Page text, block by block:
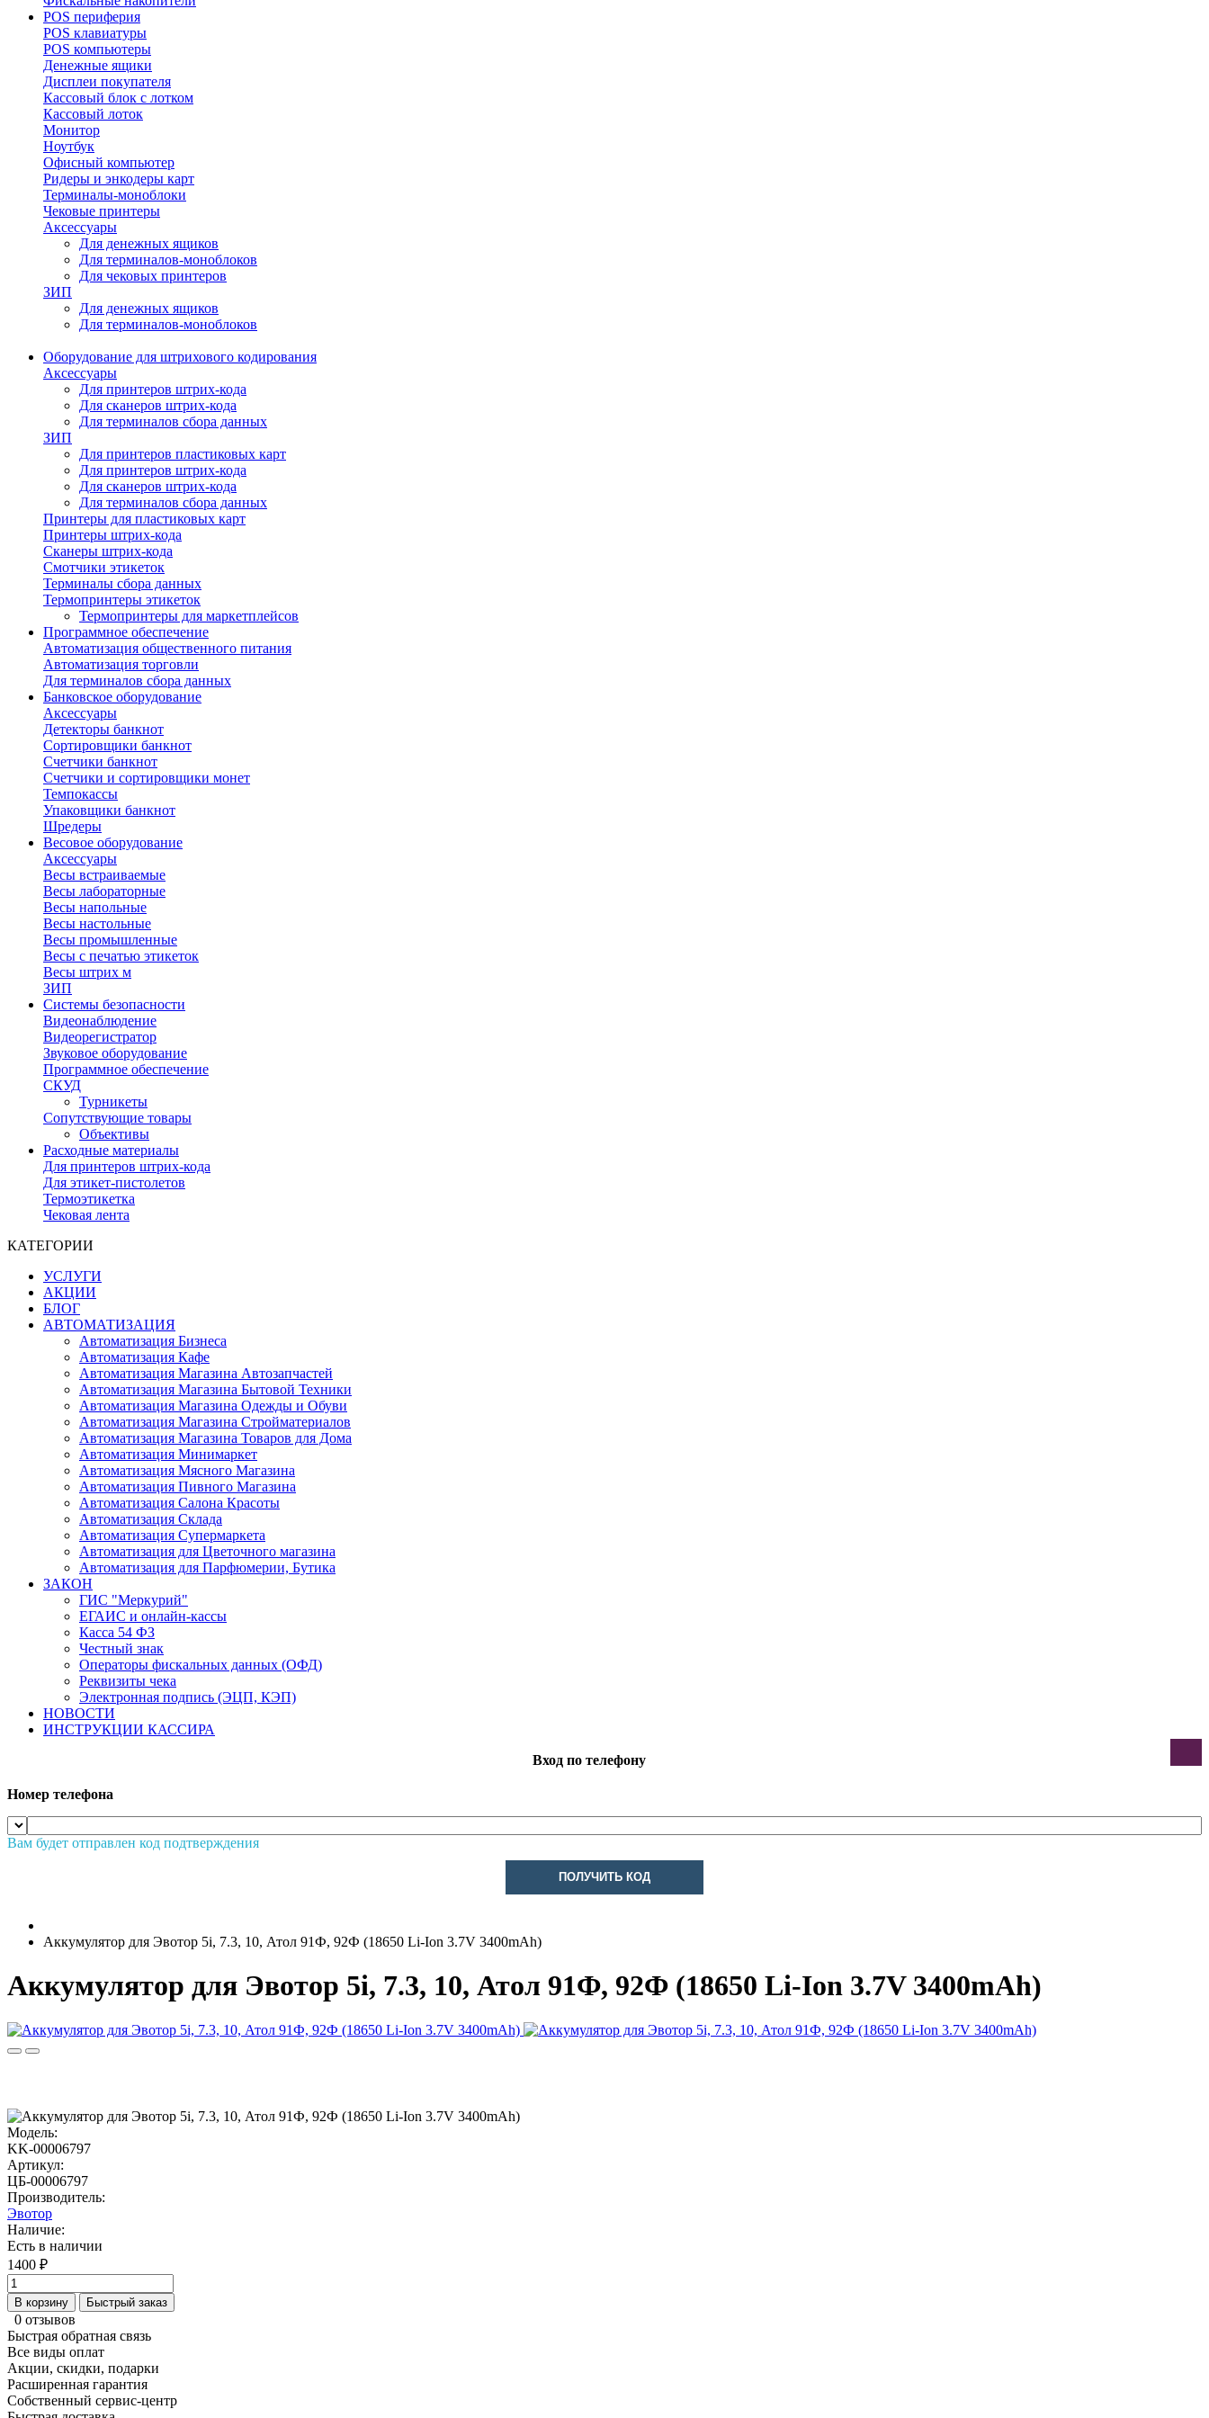
POS периферия
POS клавиатуры
POS компьютеры
Денежные ящики
Дисплеи покупателя
Кассовый блок с лотком
Кассовый лоток
Монитор
Ноутбук
Офисный компьютер
Ридеры и энкодеры карт
Терминалы-моноблоки
Чековые принтеры
Аксессуары
Для денежных ящиков
Для терминалов-моноблоков
Для чековых принтеров
ЗИП
Для денежных ящиков
Для терминалов-моноблоков
Оборудование для штрихового кодирования
Аксессуары
Для принтеров штрих-кода
Для сканеров штрих-кода
Для терминалов сбора данных
ЗИП
Для принтеров пластиковых карт
Для принтеров штрих-кода
Для сканеров штрих-кода
Для терминалов сбора данных
Принтеры для пластиковых карт
Принтеры штрих-кода
Сканеры штрих-кода
Смотчики этикеток
Терминалы сбора данных
Термопринтеры этикеток
Термопринтеры для маркетплейсов
Программное обеспечение
Автоматизация общественного питания
Автоматизация торговли
Для терминалов сбора данных
Банковское оборудование
Аксессуары
Детекторы банкнот
Сортировщики банкнот
Счетчики банкнот
Счетчики и сортировщики монет
Темпокассы
Упаковщики банкнот
Шредеры
Весовое оборудование
Аксессуары
Весы встраиваемые
Весы лабораторные
Весы напольные
Весы настольные
Весы промышленные
Весы с печатью этикеток
Весы штрих м
ЗИП
Системы безопасности
Видеонаблюдение
Видеорегистратор
Звуковое оборудование
Программное обеспечение
СКУД
Турникеты
Сопутствующие товары
Объективы
Расходные материалы
Для принтеров штрих-кода
Для этикет-пистолетов
Термоэтикетка
Чековая лента
КАТЕГОРИИ
УСЛУГИ
АКЦИИ
БЛОГ
АВТОМАТИЗАЦИЯ
Автоматизация Бизнеса
Автоматизация Кафе
Автоматизация Магазина Автозапчастей
Автоматизация Магазина Бытовой Техники
Автоматизация Магазина Одежды и Обуви
Автоматизация Магазина Стройматериалов
Автоматизация Магазина Товаров для Дома
Автоматизация Минимаркет
Автоматизация Мясного Магазина
Автоматизация Пивного Магазина
Автоматизация Салона Красоты
Автоматизация Склада
Автоматизация Супермаркета
Автоматизация для Цветочного магазина
Автоматизация для Парфюмерии, Бутика
ЗАКОН
ГИС "Меркурий"
ЕГАИС и онлайн-кассы
Касса 54 ФЗ
Честный знак
Операторы фискальных данных (ОФД)
Реквизиты чека
Электронная подпись (ЭЦП, КЭП)
НОВОСТИ
ИНСТРУКЦИИ КАССИРА
Вход по телефону
Номер телефона
Вам будет отправлен код подтверждения
ПОЛУЧИТЬ КОД
Аккумулятор для Эвотор 5i, 7.3, 10, Атол 91Ф, 92Ф (18650 Li-Ion 3.7V 3400mAh)
Аккумулятор для Эвотор 5i, 7.3, 10, Атол 91Ф, 92Ф (18650 Li-Ion 3.7V 3400mAh)
Модель:
KK-00006797
Артикул:
ЦБ-00006797
Производитель:
Эвотор
Наличие:
Есть в наличии
1400 ₽
В корзину Быстрый заказ
0 отзывов
Быстрая обратная связь
Все виды оплат
Акции, скидки, подарки
Расширенная гарантия
Собственный сервис-центр